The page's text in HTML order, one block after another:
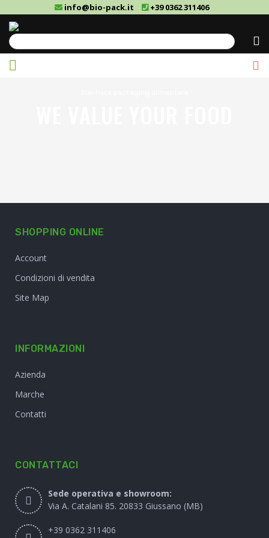
info@bio-pack.it +39 0362 311406
SHOPPING ONLINE
Account
Condizioni di vendita
Site Map
INFORMAZIONI
Azienda
Marche
Contatti
CONTATTACI
Sede operativa e showroom:
Via A. Catalani 85. 20833 Giussano (MB)
+39 0362 311406